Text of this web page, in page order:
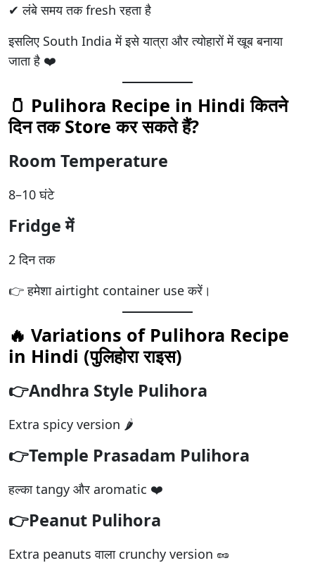
✔ लंबे समय तक fresh रहता है
इसलिए South India में इसे यात्रा और त्योहारों में खूब बनाया
जाता है ❤️
🫙 Pulihora Recipe in Hindi कितने
दिन तक Store कर सकते हैं?
Room Temperature
8–10 घंटे
Fridge में
2 दिन तक
👉 हमेशा airtight container use करें।
🔥 Variations of Pulihora Recipe
in Hindi (पुलिहोरा राइस)
👉Andhra Style Pulihora
Extra spicy version 🌶️
👉Temple Prasadam Pulihora
हल्का tangy और aromatic ❤️
👉Peanut Pulihora
Extra peanuts वाला crunchy version 🥜